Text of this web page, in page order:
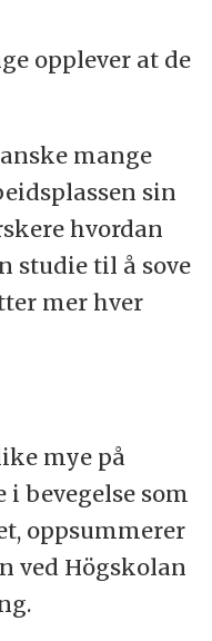
opplever at de
mange
sin
hvordan
studie til å sove
mer hver
mye på
bevegelse som
oppsummerer
ved Högskolan